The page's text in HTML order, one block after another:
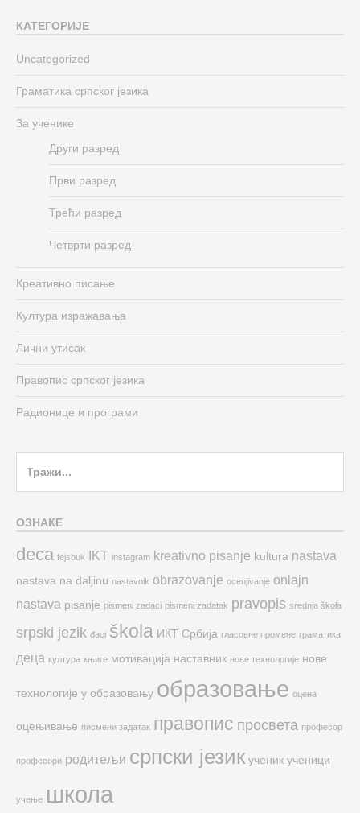
КАТЕГОРИЈЕ
Uncategorized
Граматика српског језика
За ученике
Други разред
Први разред
Трећи разред
Четврти разред
Креативно писање
Култура изражавања
Лични утисак
Правопис српског језика
Радионице и програми
ОЗНАКЕ
deca fejsbuk IKT instagram kreativno pisanje kultura nastava
nastava na daljinu nastavnik obrazovanje ocenjivanje onlajn
nastava pisanje pismeni zadaci pismeni zadatak pravopis srednja škola
srpski jezik đaci škola ИКТ Србија гласовне промене граматика
деца култура књиге мотивација наставник нове технологије нове
технологије у образовању образовање оцена
оцењивање писмени задатак правопис просвета професор
професори родитељи српски језик ученик ученици
учење школа